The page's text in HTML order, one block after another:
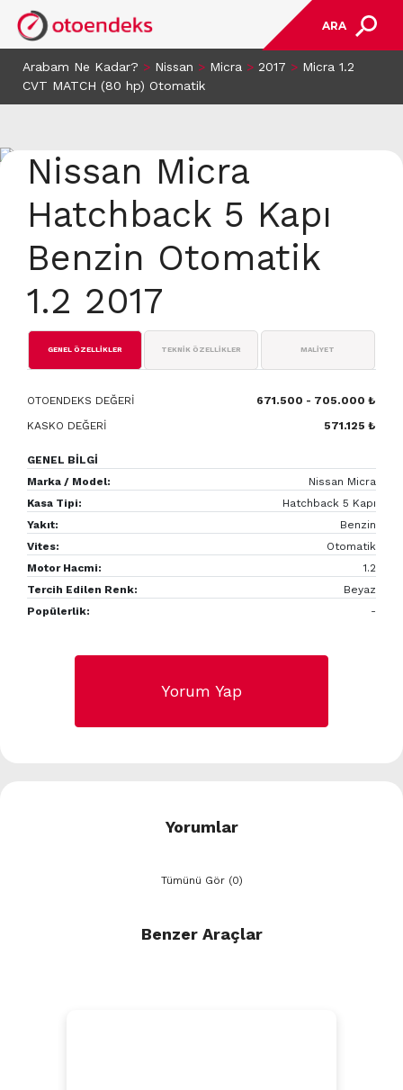
ARA
Arabam Ne Kadar? > Nissan > Micra > 2017 > Micra 1.2
CVT MATCH (80 hp) Otomatik
Nissan Micra
Hatchback 5 Kapı
Benzin Otomatik
1.2 2017
GENEL ÖZELLİKLER TEKNİK ÖZELLİKLER MALİYET
OTOENDEKS DEĞERİ
671.500 - 705.000 ₺
KASKO DEĞERİ
571.125 ₺
GENEL BİLGİ
Marka / Model:
Nissan Micra
Kasa Tipi:
Hatchback 5 Kapı
Yakıt:
Benzin
Vites:
Otomatik
Motor Hacmi:
1.2
Tercih Edilen Renk:
Beyaz
Popülerlik:
-
Yorum Yap
Yorumlar
Tümünü Gör (0)
Benzer Araçlar